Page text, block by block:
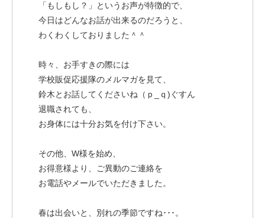
「もしもし？」というお声が特徴的で、
今日はどんなお話が出来るのだろうと、
わくわくしておりました＾＾
時々、お手すきの際には
学校販促応援隊のメルマガを見て、
鈴木とお話してくださいね（ｐ_ｑ)ぐすん
退職されても、
お身体には十分お気を付け下さい。
その他、W様を始め、
お得意様より、ご異動のご連絡を
お電話やメールでいただきました。
春は出会いと、別れの季節ですね･･･。